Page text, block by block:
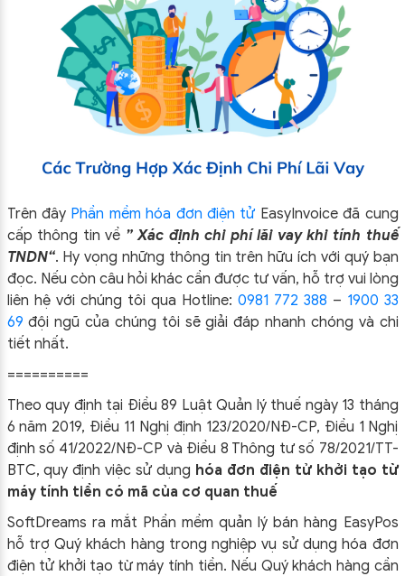
Trên đây Phần mềm hóa đơn điện tử EasyInvoice đã cung
cấp thông tin về ” Xác định chi phí lãi vay khi tính thuế
TNDN“. Hy vọng những thông tin trên hữu ích với quý bạn
đọc. Nếu còn câu hỏi khác cần được tư vấn, hỗ trợ vui lòng
liên hệ với chúng tôi qua Hotline: 0981 772 388 – 1900 33
69 đội ngũ của chúng tôi sẽ giải đáp nhanh chóng và chi
tiết nhất.
==========
Theo quy định tại Điều 89 Luật Quản lý thuế ngày 13 tháng
6 năm 2019, Điều 11 Nghị định 123/2020/NĐ-CP, Điều 1 Nghị
định số 41/2022/NĐ-CP và Điều 8 Thông tư số 78/2021/TT-
BTC, quy định việc sử dụng hóa đơn điện tử khởi tạo từ
máy tính tiền có mã của cơ quan thuế
SoftDreams ra mắt Phần mềm quản lý bán hàng EasyPos
hỗ trợ Quý khách hàng trong nghiệp vụ sử dụnghóa đơn
điện tử khởi tạo từ máy tính tiền. Nếu Quý khách hàng cần